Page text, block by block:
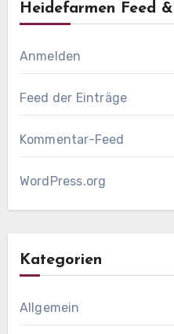
Heidefarmen Feed
Anmelden
Feed der Einträge
Kommentar-Feed
WordPress.org
Kategorien
Allgemein